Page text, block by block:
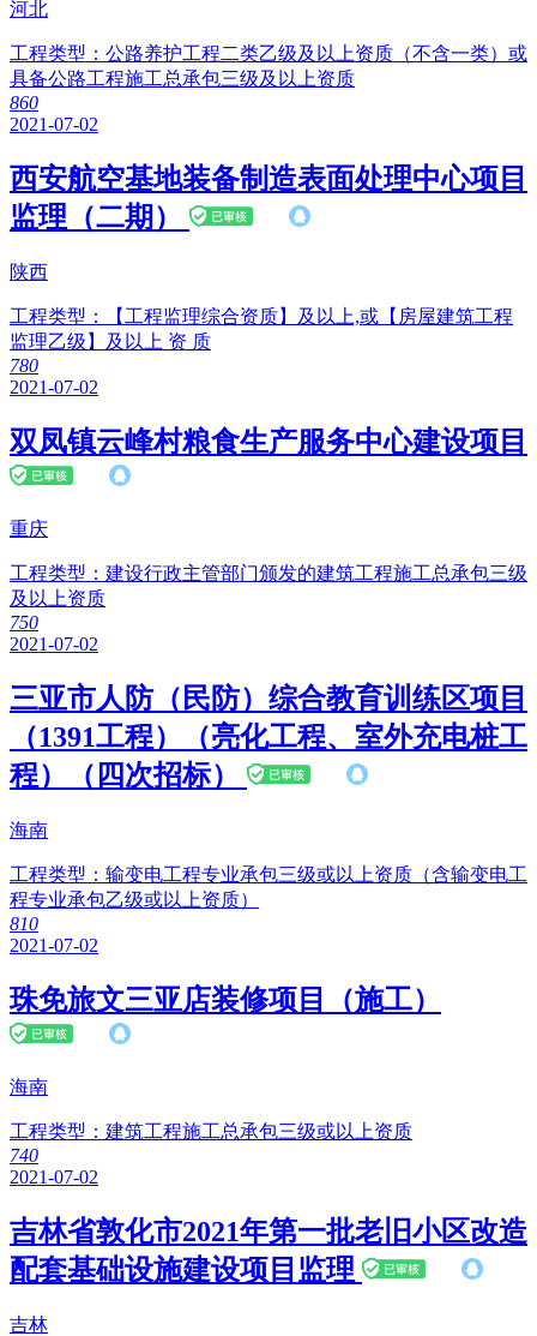
河北
工程类型： 公路养护工程二类乙级及以上资质（不含一类）或
具备公路工程施工总承包三级及以上资质
860
2021-07-02
西安航空基地装备制造表面处理中心项目
监理（二期）
陕西
工程类型：
【工程监理综合资质】及以上,或【房屋建筑工程
监理乙级】及以上 资 质
780
2021-07-02
双凤镇云峰村粮食生产服务中心建设项目
重庆
工程类型： 建设行政主管部门颁发的建筑工程施工总承包三级
及以上资质
750
2021-07-02
三亚市人防（民防）综合教育训练区项目
（1391工程）（亮化工程、室外充电桩工
程）（四次招标）
海南
工程类型： 输变电工程专业承包三级或以上资质（含输变电工
程专业承包乙级或以上资质）
810
2021-07-02
珠免旅文三亚店装修项目（施工）
海南
工程类型： 建筑工程施工总承包三级或以上资质
740
2021-07-02
吉林省敦化市2021年第一批老旧小区改造
配套基础设施建设项目监理
吉林